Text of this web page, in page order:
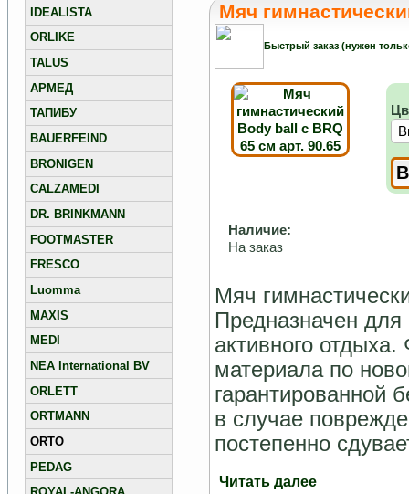
IDEALISTA
ORLIKE
TALUS
АРМЕД
ТАПИБУ
BAUERFEIND
BRONIGEN
CALZAMEDI
DR. BRINKMANN
FOOTMASTER
FRESCO
Luomma
MAXIS
MEDI
NEA International BV
ORLETT
ORTMANN
ORTO
PEDAG
Мяч
Быстрый заказ (нужен
Наличие:
На заказ
Мяч
Предназначен
активного отдыха.
материала по
гарантированной
в случае
постепенно
Читать далее